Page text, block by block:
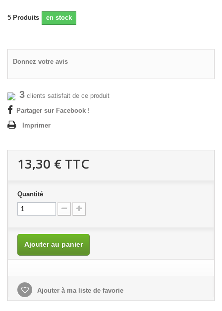
5 Produits en stock
Donnez votre avis
3 clients satisfait de ce produit
Partager sur Facebook !
Imprimer
13,30 € TTC
Quantité
Ajouter au panier
Ajouter à ma liste de favorie